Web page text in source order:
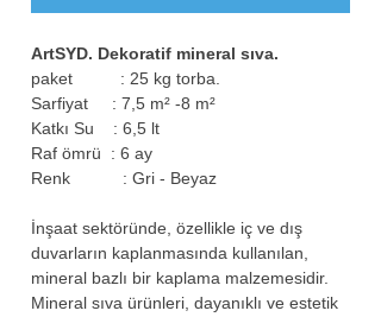
ArtSYD. Dekoratif mineral sıva.
paket : 25 kg torba.
Sarfiyat : 7,5 m² -8 m²
Katkı Su : 6,5 lt
Raf ömrü : 6 ay
Renk : Gri - Beyaz
İnşaat sektöründe, özellikle iç ve dış
duvarların kaplanmasında kullanılan,
mineral bazlı bir kaplama malzemesidir.
Mineral sıva ürünleri, dayanıklı ve estetik